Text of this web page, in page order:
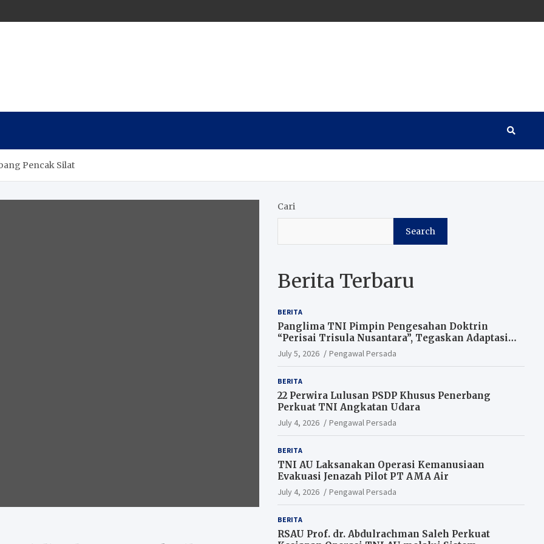
Pencak Silat
Cari
Search
Berita Terbaru
BERITA
Panglima TNI Pimpin Pengesahan Doktrin
“Perisai Trisula Nusantara”, Tegaskan Adaptasi
TNI Hadapi Perang Modern
July 5, 2026 Pengawal Persada
BERITA
22 Perwira Lulusan PSDP Khusus Penerbang
Perkuat TNI Angkatan Udara
July 4, 2026 Pengawal Persada
BERITA
TNI AU Laksanakan Operasi Kemanusiaan
Evakuasi Jenazah Pilot PT AMA Air
July 4, 2026 Pengawal Persada
BERITA
RSAU Prof. dr. Abdulrachman Saleh Perkuat